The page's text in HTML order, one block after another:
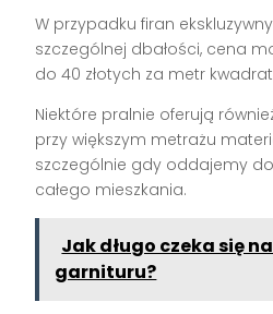
W przypadku firan
szczególnej dbałości, cena
do 40 złotych za metr
Niektóre pralnie oferują
przy większym metrażu
szczególnie gdy oddajemy
całego mieszkania.
Jak długo czeka się
garnituru?